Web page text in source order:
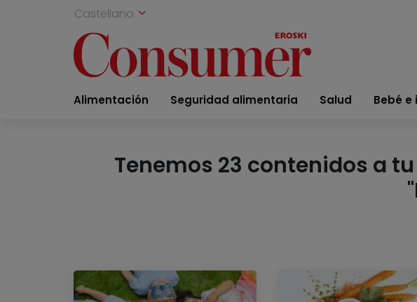
Castellano
Alimentación Seguridad alimentaria Salud Bebé
Tenemos 23 contenidos a